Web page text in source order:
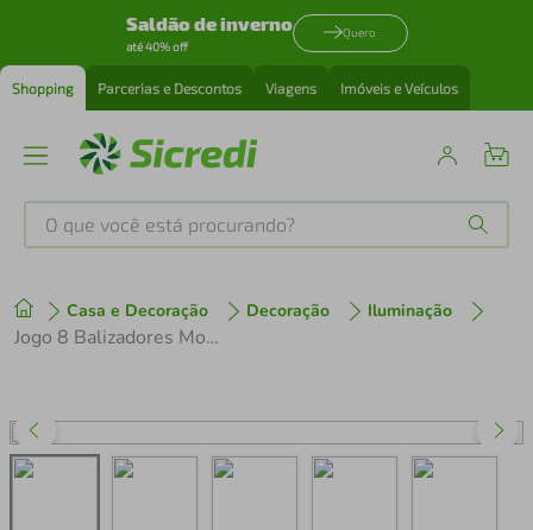
Saldão de inverno
até 40% off
Quero
Shopping Parcerias e Descontos Viagens Imóveis e Veículos
O que você está procurando?
Casa e Decoração Decoração Iluminação
Jogo 8 Balizadores Modena Marrom Luminárias de Chão Poste Bivolt E27 Dital Caminhos Jardim Quintal
1º tenis
perfume